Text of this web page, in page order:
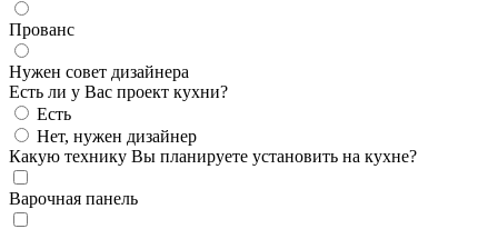
Прованс
Нужен совет дизайнера
Есть ли у Вас проект кухни?
Есть
Нет, нужен дизайнер
Какую технику Вы планируете установить на кухне?
Варочная панель